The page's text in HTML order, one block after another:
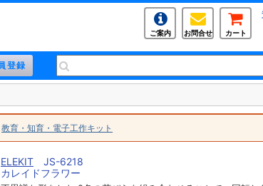
ご案内 お問合せ カート
教育・知育・電子工作キット
ELEKIT JS-6218
カレイドフラワー